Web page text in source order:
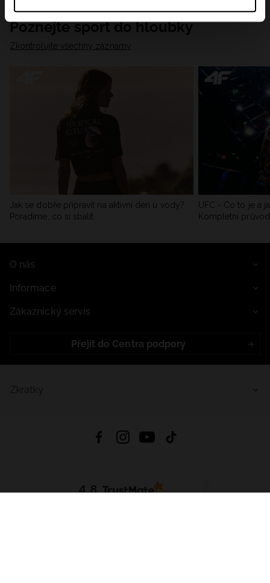
Poznejte sport do hloubky
Zkontrolujte všechny záznamy
Jak se dobře připravit na aktivní den u vody?
Poradíme, co si sbalit
UFC - Co to je a
Kompletní
O nás
Informace
Zákaznický servis
Přejít do Centra podpory
4.8